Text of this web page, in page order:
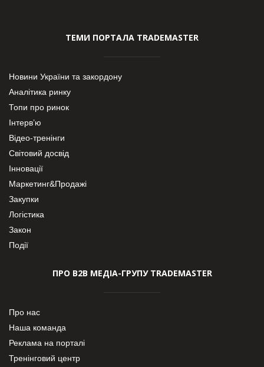
ТЕМИ ПОРТАЛА TRADEMASTER
Новини України та закордону
Аналітика ринку
Топи про ринок
Інтерв’ю
Відео-тренінги
Світовий досвід
Інновації
Маркетинг&Продажі
Закупки
Логістика
Закон
Події
ПРО В2В МЕДІА-ГРУПУ TRADEMASTER
Про нас
Наша команда
Реклама на порталі
Тренінговий центр